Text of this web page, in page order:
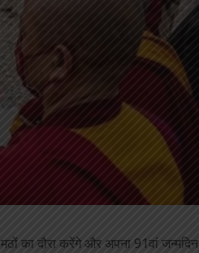
का दौरा करेंगे और अपना 91वां जन्मदिन